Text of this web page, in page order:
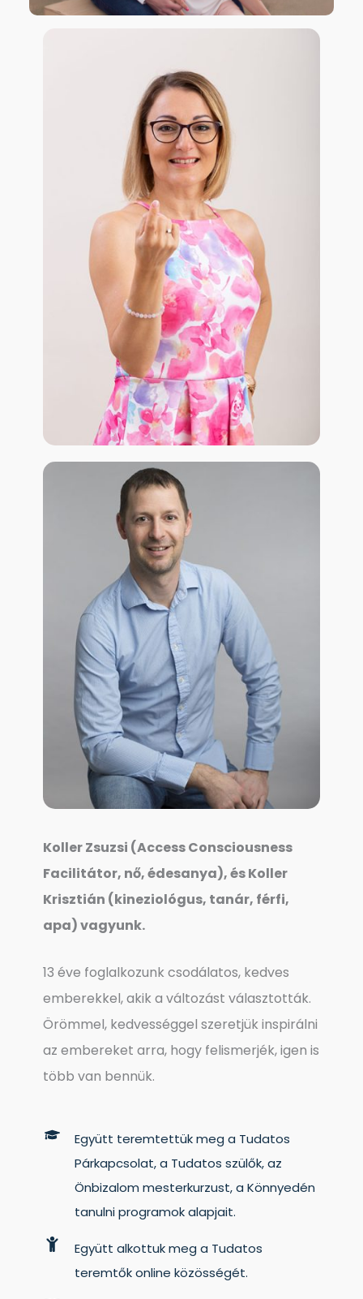
Koller Zsuzsi (Access Consciousness
Facilitátor, nő, édesanya), és Koller
Krisztián (kineziológus, tanár, férfi,
apa) vagyunk.
13 éve foglalkozunk csodálatos, kedves
emberekkel, akik a változást választották.
Örömmel, kedvességgel szeretjük inspirálni
az embereket arra, hogy felismerjék, igen is
több van bennük.
Együtt teremtettük meg a Tudatos
Párkapcsolat, a Tudatos szülők, az
Önbizalom mesterkurzust, a Könnyedén
tanulni programok alapjait.
Együtt alkottuk meg a Tudatos
teremtők online közösségét.